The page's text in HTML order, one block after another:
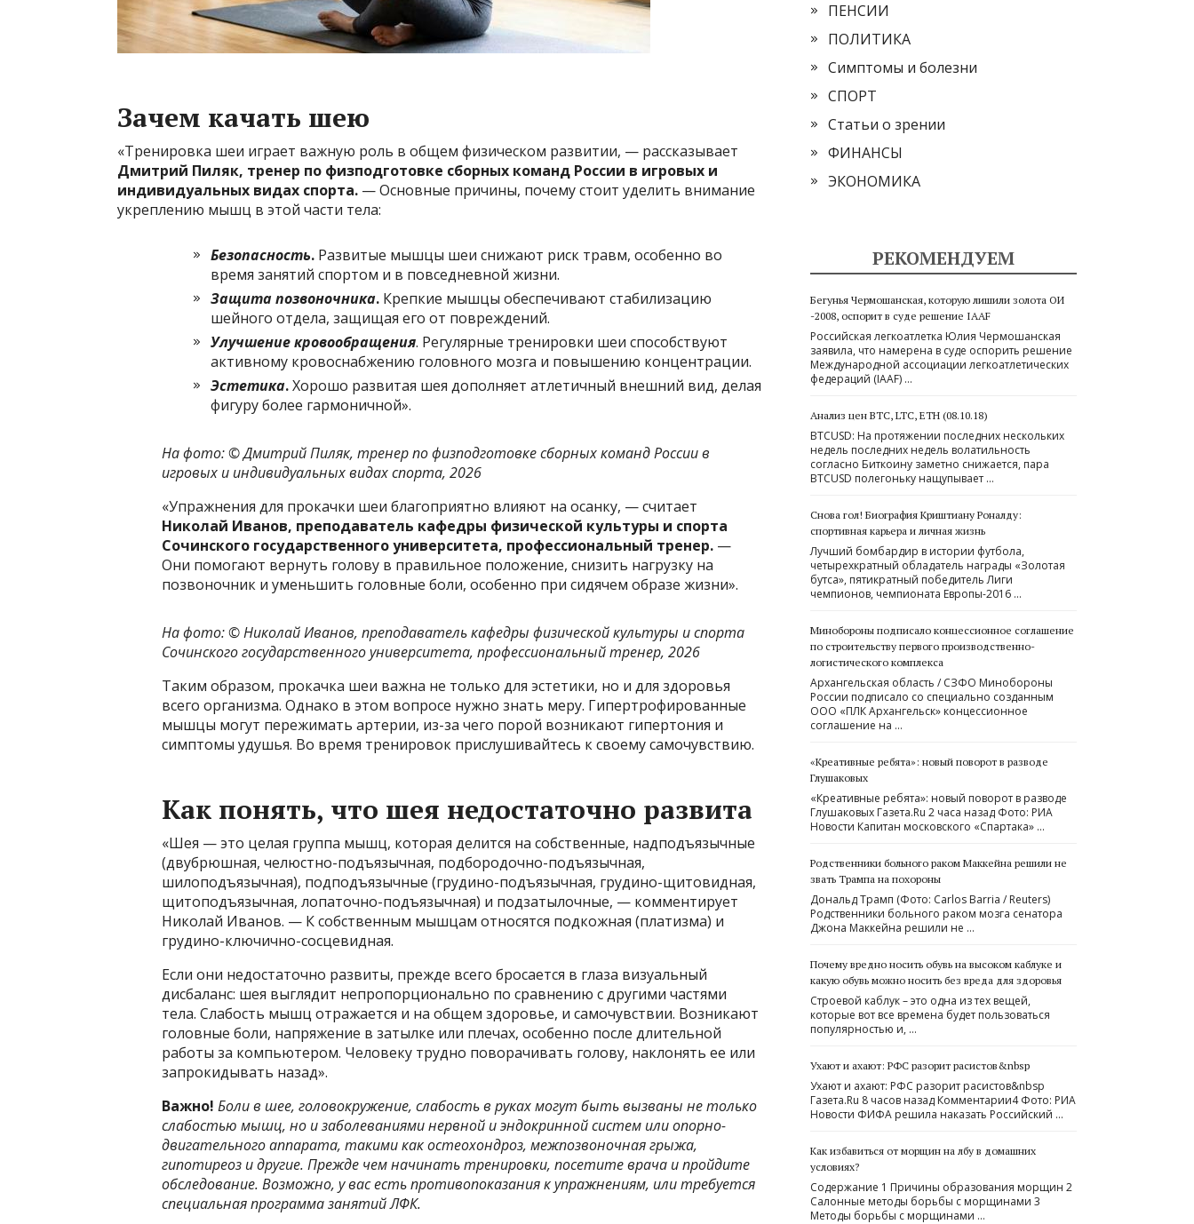
Зачем качать шею
«Тренировка шеи играет важную роль в общем физическом развитии, — рассказывает
Дмитрий Пиляк, тренер по физподготовке сборных команд России в игровых и
индивидуальных видах спорта. — Основные причины, почему стоит уделить внимание
укреплению мышц в этой части тела:
Безопасность. Развитые мышцы шеи снижают риск травм, особенно во
время занятий спортом и в повседневной жизни.
Защита позвоночника. Крепкие мышцы обеспечивают стабилизацию
шейного отдела, защищая его от повреждений.
Улучшение кровообращения. Регулярные тренировки шеи способствуют
активному кровоснабжению головного мозга и повышению концентрации.
Эстетика.Хорошо развитая шея дополняет атлетичный внешний вид, делая
фигуру более гармоничной».
На фото: © Дмитрий Пиляк, тренер по физподготовке сборных команд России в
игровых и индивидуальных видах спорта, 2026
«Упражнения для прокачки шеи благоприятно влияют на осанку, — считает
Николай Иванов, преподаватель кафедры физической культуры и спорта
Сочинского государственного университета, профессиональный тренер. —
Они помогают вернуть голову в правильное положение, снизить нагрузку на
позвоночник и уменьшить головные боли, особенно при сидячем образе жизни».
На фото: © Николай Иванов, преподаватель кафедры физической культуры и спорта
Сочинского государственного университета, профессиональный тренер, 2026
Таким образом, прокачка шеи важна не только для эстетики, но и для здоровья
всего организма. Однако в этом вопросе нужно знать меру. Гипертрофированные
мышцы могут пережимать артерии, из-за чего порой возникают гипертония и
симптомы удушья. Во время тренировок прислушивайтесь к своему самочувствию.
Как понять, что шея недостаточно развита
«Шея — это целая группа мышц, которая делится на собственные, надподъязычные
(двубрюшная, челюстно-подъязычная, подбородочно-подъязычная,
шилоподъязычная), подподъязычные (грудино-подъязычная, грудино-щитовидная,
щитоподъязычная, лопаточно-подъязычная) и подзатылочные, — комментирует
Николай Иванов. — К собственным мышцам относятся подкожная (платизма) и
грудино-ключично-сосцевидная.
Если они недостаточно развиты, прежде всего бросается в глаза визуальный
дисбаланс: шея выглядит непропорционально по сравнению с другими частями
тела. Слабость мышц отражается и на общем здоровье, и самочувствии. Возникают
головные боли, напряжение в затылке или плечах, особенно после длительной
работы за компьютером. Человеку трудно поворачивать голову, наклонять ее или
запрокидывать назад».
Важно! Боли в шее, головокружение, слабость в руках могут быть вызваны не только
слабостью мышц, но и заболеваниями нервной и эндокринной систем или опорно-
двигательного аппарата, такими как остеохондроз, межпозвоночная грыжа,
гипотиреоз и другие. Прежде чем начинать тренировки, посетите врача и пройдите
обследование. Возможно, у вас есть противопоказания к упражнениям, или требуется
специальная программа занятий ЛФК.
ПЕНСИИ
ПОЛИТИКА
Симптомы и болезни
СПОРТ
Статьи о зрении
ФИНАНСЫ
ЭКОНОМИКА
РЕКОМЕНДУЕМ
Бегунья Чермошанская, которую лишили золота ОИ
-2008, оспорит в суде решение IAAF
Российская легкоатлетка Юлия Чермошанская
заявила, что намерена в суде оспорить решение
Международной ассоциации легкоатлетических
федераций (IAAF) …
Анализ цен BTC, LTC, ETH (08.10.18)
BTCUSD: На протяжении последних нескольких
недель последних недель волатильность
согласно Биткоину заметно снижается, пара
BTCUSD полегоньку нащупывает …
Снова гол! Биография Криштиану Роналду:
спортивная карьера и личная жизнь
Лучший бомбардир в истории футбола,
четырехкратный обладатель награды «Золотая
бутса», пятикратный победитель Лиги
чемпионов, чемпионата Европы-2016 …
Минобороны подписало концессионное соглашение
по строительству первого производственно-
логистического комплекса
Архангельская область / СЗФО Минобороны
России подписало со специально созданным
ООО «ПЛК Архангельск» концессионное
соглашение на …
«Креативные ребята»: новый поворот в разводе
Глушаковых
«Креативные ребята»: новый поворот в разводе
Глушаковых Газета.Ru 2 часа назад Фото: РИА
Новости Капитан московского «Спартака» …
Родственники больного раком Маккейна решили не
звать Трампа на похороны
Дональд Трамп (Фото: Carlos Barria / Reuters)
Родственники больного раком мозга сенатора
Джона Маккейна решили не …
Почему вредно носить обувь на высоком каблуке и
какую обувь можно носить без вреда для здоровья
Строевой каблук – это одна из тех вещей,
которые вот все времена будет пользоваться
популярностью и, …
Ухают и ахают: РФС разорит расистов&nbsp
Ухают и ахают: РФС разорит расистов&nbsp
Газета.Ru 8 часов назад Комментарии4 Фото: РИА
Новости ФИФА решила наказать Российский …
Как избавиться от морщин на лбу в домашних
условиях?
Содержание 1 Причины образования морщин 2
Салонные методы борьбы с морщинами 3
Методы борьбы с морщинами …